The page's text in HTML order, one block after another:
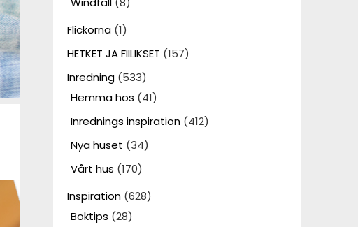
Flickorna(1)
HETKET JA FIILIKSET (157)
Inredning(533)
Hemma hos (41)
Inrednings inspiration(412)
Nya huset (34)
Vårt hus (170)
Inspiration(628)
Boktips (28)